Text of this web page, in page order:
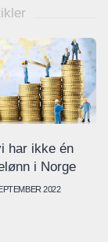
har ikke én
i Norge
2022